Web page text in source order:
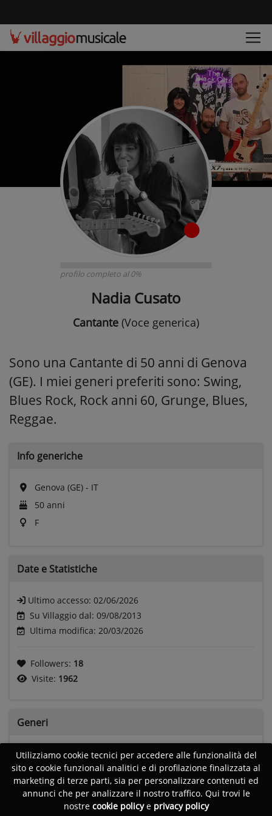
profilo completo al 0%
Nadia Cusato
Cantante (Voce generica)
Sono una Cantante di 50 anni di Genova
(GE). I miei generi preferiti sono: Swing,
Blues Rock, Rock anni 60, Grunge, Blues,
Reggae.
Info generiche
Genova (GE) - IT
50 anni
F
Date e Statistiche
Ultimo accesso: 02/06/2026
Su Villaggio dal: 09/08/2013
Ultima modifica: 20/03/2026
Followers: 18
Visite: 1962
Generi
Swing Blues Rock Rock anni 60 Grunge
Blues Reggae
Utilizziamo cookie tecnici per accedere alle funzionalità del
sito e cookie funzionali analitici e di profilazione finalizzata al
marketing di terze parti, sia per personalizzare contenuti ed
annunci che per analizzare il nostro traffico. Qui trovi le
nostre cookie policye privacy policy